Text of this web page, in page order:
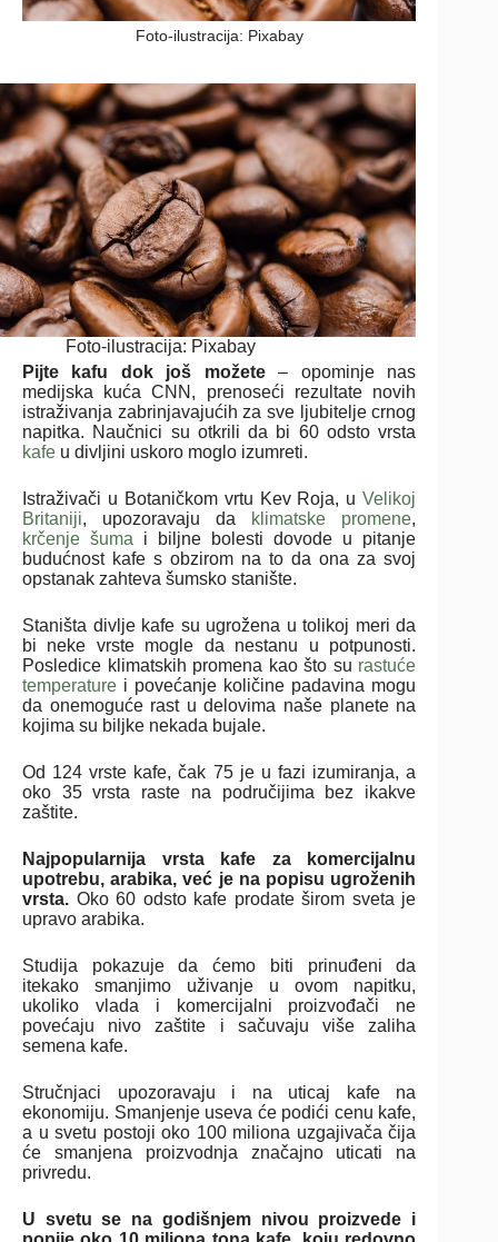
Foto-ilustracija: Pixabay
Foto-ilustracija: Pixabay
Pijte kafu
dok još možete– opominje nas
medijska kuća CNN, prenoseći rezultate novih
istraživanja zabrinjavajućih za sve ljubitelje crnog
napitka. Naučnici su otkrili da bi 60 odsto vrsta
kafe u divljini uskoro moglo izumreti.
Istraživači u Botaničkom vrtu Kev Roja, uVelikoj
Britaniji, upozoravaju da klimatske promene,
krčenje šuma i biljne bolesti dovode u pitanje
budućnost kafe s obzirom na to da ona za svoj
opstanak zahteva šumsko stanište.
Staništa divlje kafe su ugrožena u tolikoj meri da
bi neke vrste mogle da nestanu u potpunosti.
Posledice klimatskih promena kao što su rastuće
temperature i povećanje količine padavina mogu
da onemoguće rast u delovima naše planete na
kojima su biljke nekada bujale.
Od 124 vrste kafe, čak 75 je u fazi izumiranja, a
oko 35 vrsta raste na područijima bez ikakve
zaštite.
Najpopularnija vrsta kafe za komercijalnu
upotrebu, arabika, već je na popisu ugroženih
vrsta. Oko 60 odsto kafe prodate širom sveta je
upravo arabika.
Studija pokazuje da ćemo biti prinuđeni da
itekako smanjimo uživanje u ovom napitku,
ukoliko vlada i komercijalni proizvođači ne
povećaju nivo zaštite i sačuvaju više zaliha
semena kafe.
Stručnjaci upozoravaju i na uticaj kafe na
ekonomiju. Smanjenje useva će podići cenu kafe,
a u svetu postoji oko 100 miliona uzgajivača čija
će smanjena proizvodnja značajno uticati na
privredu.
U svetu se na godišnjem nivou proizvede i